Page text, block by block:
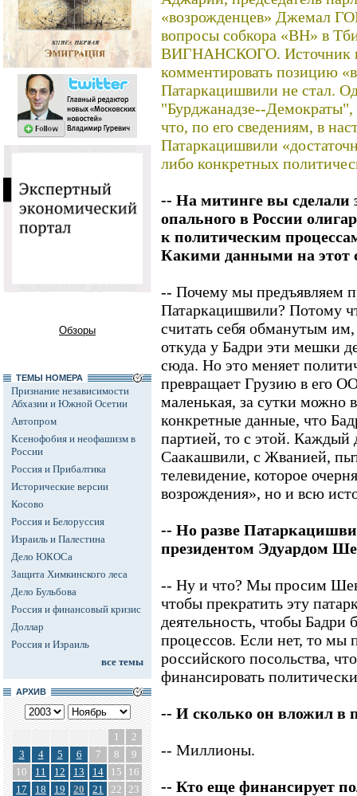
Обзоры
ТЕМЫ НОМЕРА
Признание независимости
Абхазии и Южной Осетии
Автопром
Ксенофобия и неофашизм в
России
Россия и Прибалтика
Исторические версии
Косово
Россия и Белоруссия
Израиль и Палестина
Дело ЮКОСа
Защита Химкинского леса
Дело Бульбова
Россия и финансовый кризис
Доллар
Россия и Израиль
все темы
АРХИВ
1
2
3
4 5 6 7 8
9
10
11 12 13 14 15
16
17
18 19 20 21 22 23
«возрожденцев» Джемал
вопросы собкора «ВН» в
ВИГНАНСКОГО. Источник в
комментировать позицию
Патаркацишвили не стал.
"Бурджанадзе--
что, по его сведениям, в
Патаркацишвили
либо конкретных
-- На митинге вы сделали
опального в России
к политическим
Какими данными на этот
-- Почему мы предъявляем
Патаркацишвили? Потому
считать себя обманутым
откуда у Бадри эти мешки
сюда. Но это меняет
превращает Грузию в его
маленькая, за сутки
конкретные данные, что
партией, то с этой. Каждый
Саакашвили, с Жванией,
телевидение, которое
возрождения», но и всю
-- Но разве
президентом Эдуардом
-- Ну и что? Мы просим
чтобы прекратить эту
деятельность, чтобы Бадри
процессов. Если нет, то
российского посольства,
финансировать
-- И сколько он вложил в
-- Миллионы.
-- Кто еще финансирует